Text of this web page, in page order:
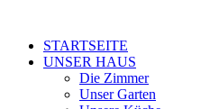
STARTSEITE
UNSER HAUS
Die Zimmer
Unser Garten